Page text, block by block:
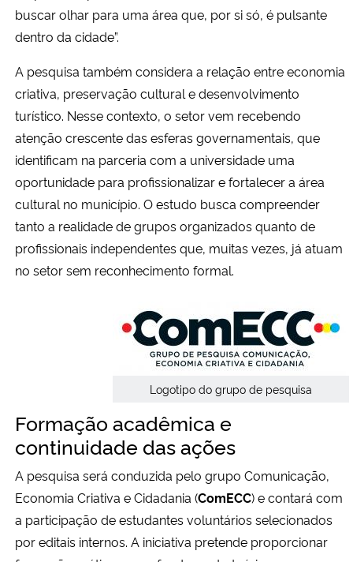
buscar olhar para uma área que, por si só, é pulsante
dentro da cidade”.
A pesquisa também considera a relação entre economia
criativa, preservação cultural e desenvolvimento
turístico. Nesse contexto, o setor vem recebendo
atenção crescente das esferas governamentais, que
identificam na parceria com a universidade uma
oportunidade para profissionalizar e fortalecer a área
cultural no município. O estudo busca compreender
tanto a realidade de grupos organizados quanto de
profissionais independentes que, muitas vezes, já atuam
no setor sem reconhecimento formal.
Logotipo do grupo de pesquisa
Formação acadêmica e
continuidade das ações
A pesquisa será conduzida pelo grupo Comunicação,
Economia Criativa e Cidadania (ComECC) e contará com
a participação de estudantes voluntários selecionados
por editais internos. A iniciativa pretende proporcionar